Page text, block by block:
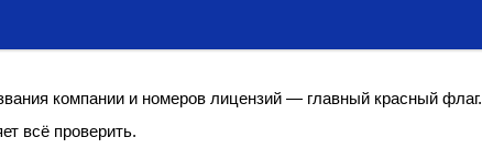
компании и номеров лицензий — главный красный флаг.
всё проверить.